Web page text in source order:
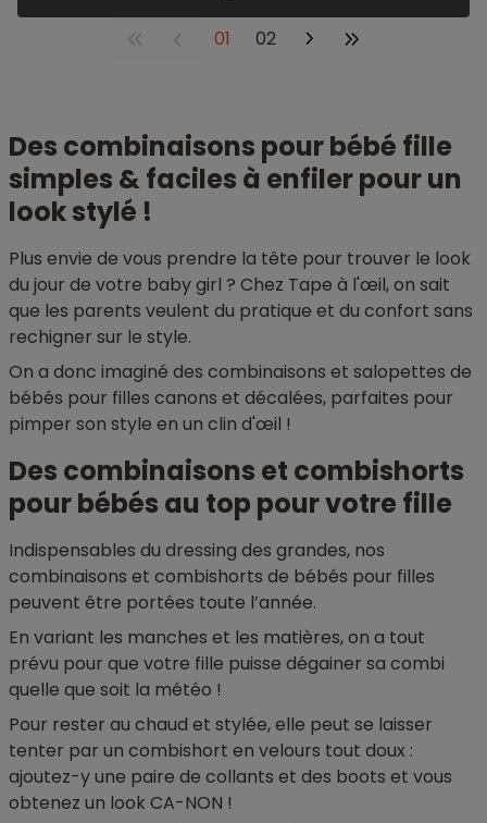
01 02
Des combinaisons pour bébé fille
simples & faciles à enfiler pour un
look stylé !
Plus envie de vous prendre la tête pour trouver le look
du jour de votre baby girl ? Chez Tape à l'œil, on sait
que les parents veulent du pratique et du confort sans
rechigner sur le style.
On a donc imaginé des combinaisons et salopettes de
bébés pour filles canons et décalées, parfaites pour
pimper son style en un clin d'œil !
Des combinaisons et combishorts
pour bébés au top pour votre fille
Indispensables du dressing des grandes, nos
combinaisons et combishorts de bébés pour filles
peuvent être portées toute l’année.
En variant les manches et les matières, on a tout
prévu pour que votre fille puisse dégainer sa combi
quelle que soit la météo !
Pour rester au chaud et stylée, elle peut se laisser
tenter par un combishort en velours tout doux :
ajoutez-y une paire de collants et des boots et vous
obtenez un look CA-NON !